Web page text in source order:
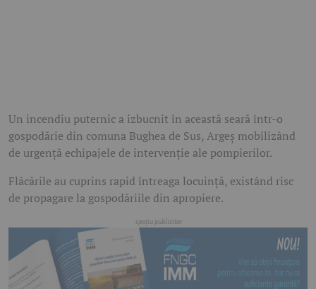
Un incendiu puternic a izbucnit în această seară într-o
gospodărie din comuna Bughea de Sus, Argeș mobilizând
de urgență echipajele de intervenție ale pompierilor.
Flăcările au cuprins rapid întreaga locuință, existând risc
de propagare la gospodăriile din apropiere.